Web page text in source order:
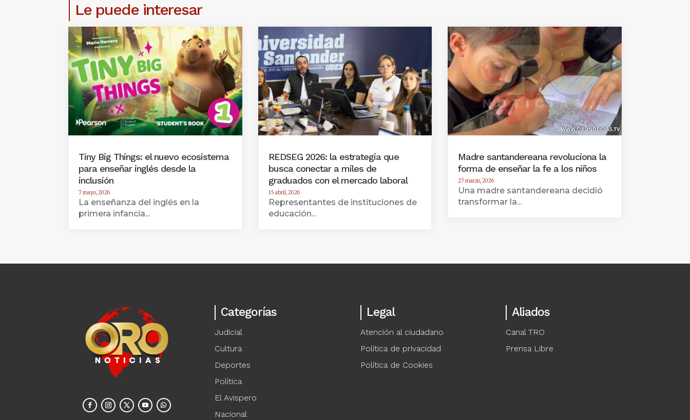
Le puede interesar
Tiny Big Things: el nuevo ecosistema
para enseñar inglés desde la
inclusión
7 mayo, 2026
La enseñanza del inglés en la
primera infancia...
REDSEG 2026: la estrategia que
busca conectar a miles de
graduados con el mercado laboral
15 abril, 2026
Representantes de instituciones de
educación...
Madre santandereana revoluciona la
forma de enseñar la fe a los niños
27 marzo, 2026
Una madre santandereana decidió
transformar la...
Categorías
Judicial
Cultura
Deportes
Política
El Avispero
Nacional
Legal
Atención al ciudadano
Política de privacidad
Política de Cookies
Aliados
Canal TRO
Prensa Libre